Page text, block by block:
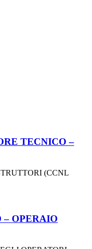
TECNICO –
(CCNL
– OPERAIO